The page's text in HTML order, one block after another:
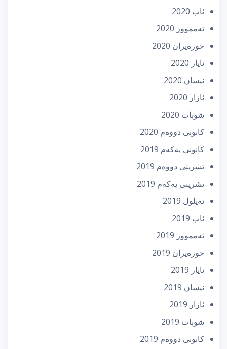
ئاب 2020
تەممووز 2020
حوزه‌یران 2020
ئایار 2020
نیسان 2020
ئازار 2020
شوبات 2020
كانونی دووه‌م 2020
كانونی یه‌كه‌م 2019
تشرینی دووه‌م 2019
تشرینی یه‌كه‌م 2019
ئه‌یلول 2019
ئاب 2019
تەممووز 2019
حوزه‌یران 2019
ئایار 2019
نیسان 2019
ئازار 2019
شوبات 2019
كانونی دووه‌م 2019